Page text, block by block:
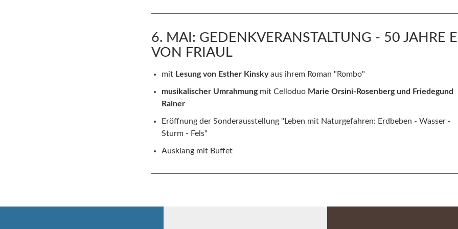
6. MAI: GEDENKVERANSTALTUNG - 50 JAHRE
VON FRIAUL
mit Lesung von Esther Kinskyaus ihrem Roman "Rombo"
musikalischer Umrahmungmit Celloduo Marie Orsini-Rosenberg und Friedegund
Rainer
Eröffnung der Sonderausstellung "Leben mit Naturgefahren: Erdbeben - Wasser -
Sturm - Fels"
Ausklang mit Buffet